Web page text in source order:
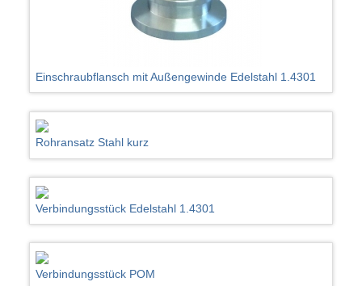
Einschraubflansch mit Außengewinde Edelstahl 1.4301
Rohransatz Stahl kurz
Verbindungsstück Edelstahl 1.4301
Verbindungsstück POM